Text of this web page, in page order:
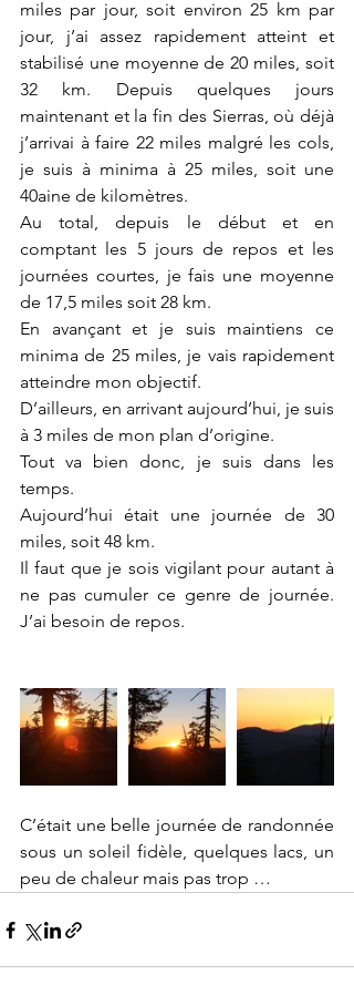
miles par jour, soit environ 25 km par
jour, j’ai assez rapidement atteint et
stabilisé une moyenne de 20 miles, soit
32 km. Depuis quelques jours
maintenant et la fin des Sierras, où déjà
j’arrivai à faire 22 miles malgré les cols,
je suis à minima à 25 miles, soit une
40aine de kilomètres.
Au total, depuis le début et en
comptant les 5 jours de repos et les
journées courtes, je fais une moyenne
de 17,5 miles soit 28 km.
En avançant et je suis maintiens ce
minima de 25 miles, je vais rapidement
atteindre mon objectif.
D’ailleurs, en arrivant aujourd’hui, je suis
à 3 miles de mon plan d’origine.
Tout va bien donc, je suis dans les
temps.
Aujourd’hui était une journée de 30
miles, soit 48 km.
Il faut que je sois vigilant pour autant à
ne pas cumuler ce genre de journée.
J’ai besoin de repos.
C’était une belle journée de randonnée
sous un soleil fidèle, quelques lacs, un
peu de chaleur mais pas trop …